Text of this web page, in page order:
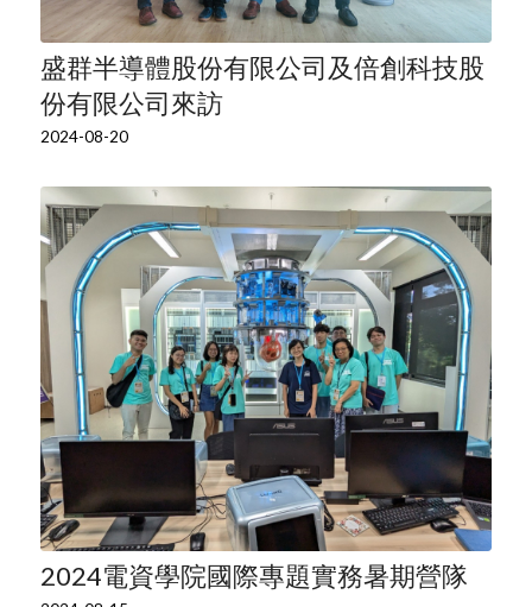
盛群半導體股份有限公司及倍創科技股
份有限公司來訪
2024-08-20
2024電資學院國際專題實務暑期營隊